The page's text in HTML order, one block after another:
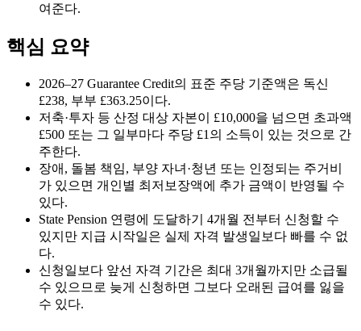
여준다.
핵심 요약
2026–27 Guarantee Credit의 표준 주당 기준액은 독신
£238, 부부 £363.25이다.
저축·투자 등 산정 대상 자본이 £10,000을 넘으면 초과액
£500 또는 그 일부마다 주당 £1의 소득이 있는 것으로 간
주한다.
장애, 돌봄 책임, 부양 자녀·청년 또는 인정되는 주거비
가 있으면 개인별 최저보장액에 추가 금액이 반영될 수
있다.
State Pension 연령에 도달하기 4개월 전부터 신청할 수
있지만 지급 시작일은 실제 자격 발생일보다 빠를 수 없
다.
신청일보다 앞선 자격 기간은 최대 3개월까지만 소급될
수 있으므로 늦게 신청하면 그보다 오래된 급여를 잃을
수 있다.